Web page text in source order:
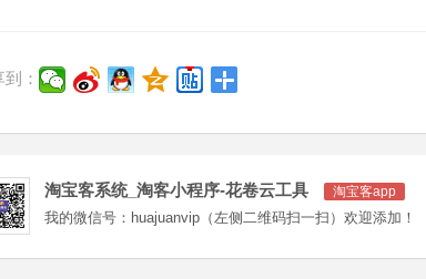
：
淘宝客系统_淘客小程序-花卷云工具 淘宝客app
我的微信号：huajuanvip（左侧二维码扫一扫）欢迎添加！